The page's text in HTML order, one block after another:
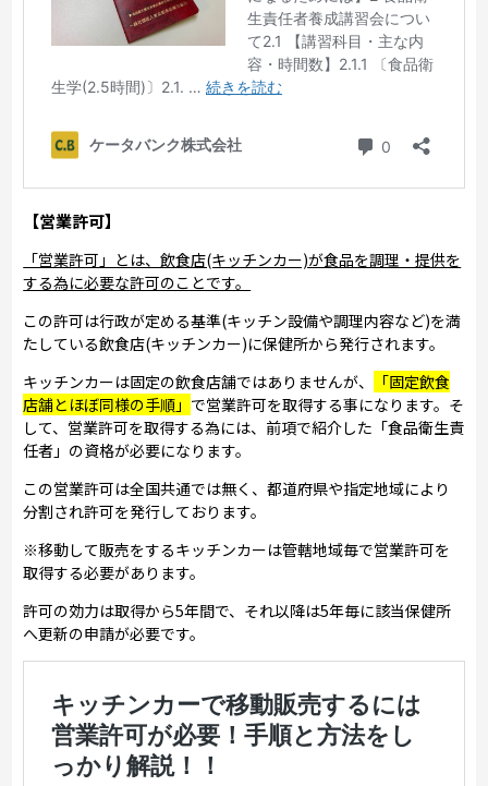
【営業許可】
「営業許可」とは、飲食店(キッチンカー)が食品を調理・提供を
する為に必要な許可のことです。
この許可は行政が定める基準(キッチン設備や調理内容など)を満
たしている飲食店(キッチンカー)に保健所から発行されます。
キッチンカーは固定の飲食店舗ではありませんが、
「固定飲食
店舗とほぼ同様の手順」 で営業許可を取得する事になります。そ
して、営業許可を取得する為には、前項で紹介した「食品衛生責
任者」の資格が必要になります。
この営業許可は全国共通では無く、都道府県や指定地域により
分割され許可を発行しております。
※移動して販売をするキッチンカーは管轄地域毎で営業許可を
取得する必要があります。
許可の効力は取得から5年間で、それ以降は5年毎に該当保健所
へ更新の申請が必要です。